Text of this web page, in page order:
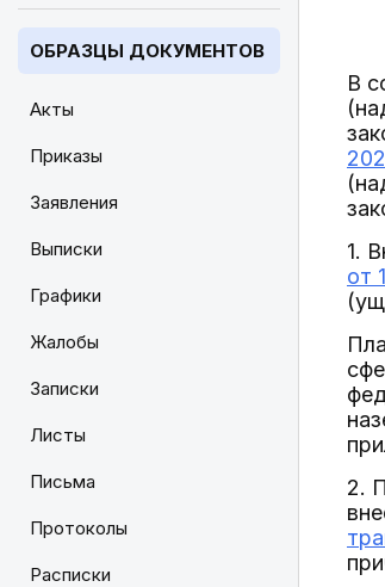
ОБРАЗЦЫ ДОКУМЕНТОВ
Акты
Приказы
Заявления
Выписки
Графики
Жалобы
Записки
Листы
Письма
Протоколы
Расписки
В
1.
от
2.